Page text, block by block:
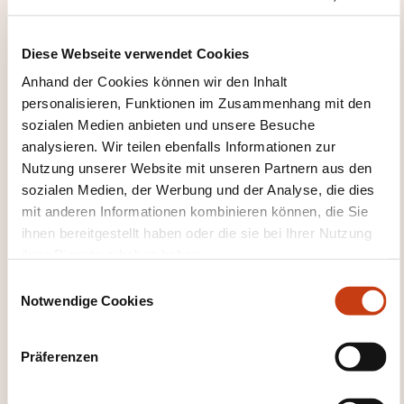
Diese Webseite verwendet Cookies
Anhand der Cookies können wir den Inhalt
personalisieren, Funktionen im Zusammenhang mit den
sozialen Medien anbieten und unsere Besuche
analysieren. Wir teilen ebenfalls Informationen zur
Nutzung unserer Website mit unseren Partnern aus den
sozialen Medien, der Werbung und der Analyse, die dies
mit anderen Informationen kombinieren können, die Sie
ihnen bereitgestellt haben oder die sie bei Ihrer Nutzung
Notwendige Cookies
Präferenzen
productivité constante.
4. Gestion des notifications et des réunions
Méthode "Zero Inbox" pour gérer les emails.
Planification efficace des appels et réunions.
5. Prise de décision et délégation
Techniques pour des décisions rapides et
Stratégies de délégation pour libérer du temps
pour les activités stratégiques.